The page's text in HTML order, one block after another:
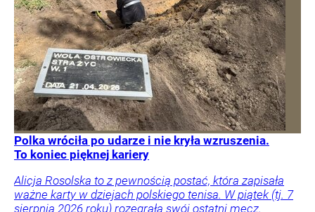
Polka wróciła po udarze i nie kryła wzruszenia.
To koniec pięknej kariery
Alicja Rosolska to z pewnością postać, która zapisała
ważne karty w dziejach polskiego tenisa. W piątek (tj. 7
sierpnia 2026 roku) rozegrała swój ostatni mecz.